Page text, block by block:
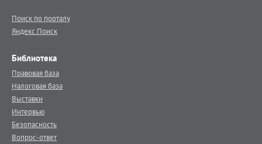
Поиск по порталу
Яндекс.Поиск
Библиотека
Правовая база
Налоговая база
Выставки
Интервью
Безопасность
Вопрос-ответ